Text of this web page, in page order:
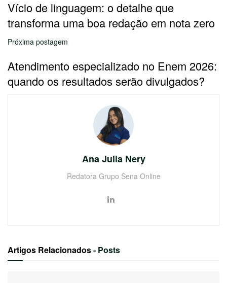
Vício de linguagem: o detalhe que
transforma uma boa redação em nota zero
Próxima postagem
Atendimento especializado no Enem 2026:
quando os resultados serão divulgados?
Ana Julia Nery
Redatora Grupo Sena Online
Artigos Relacionados- Posts